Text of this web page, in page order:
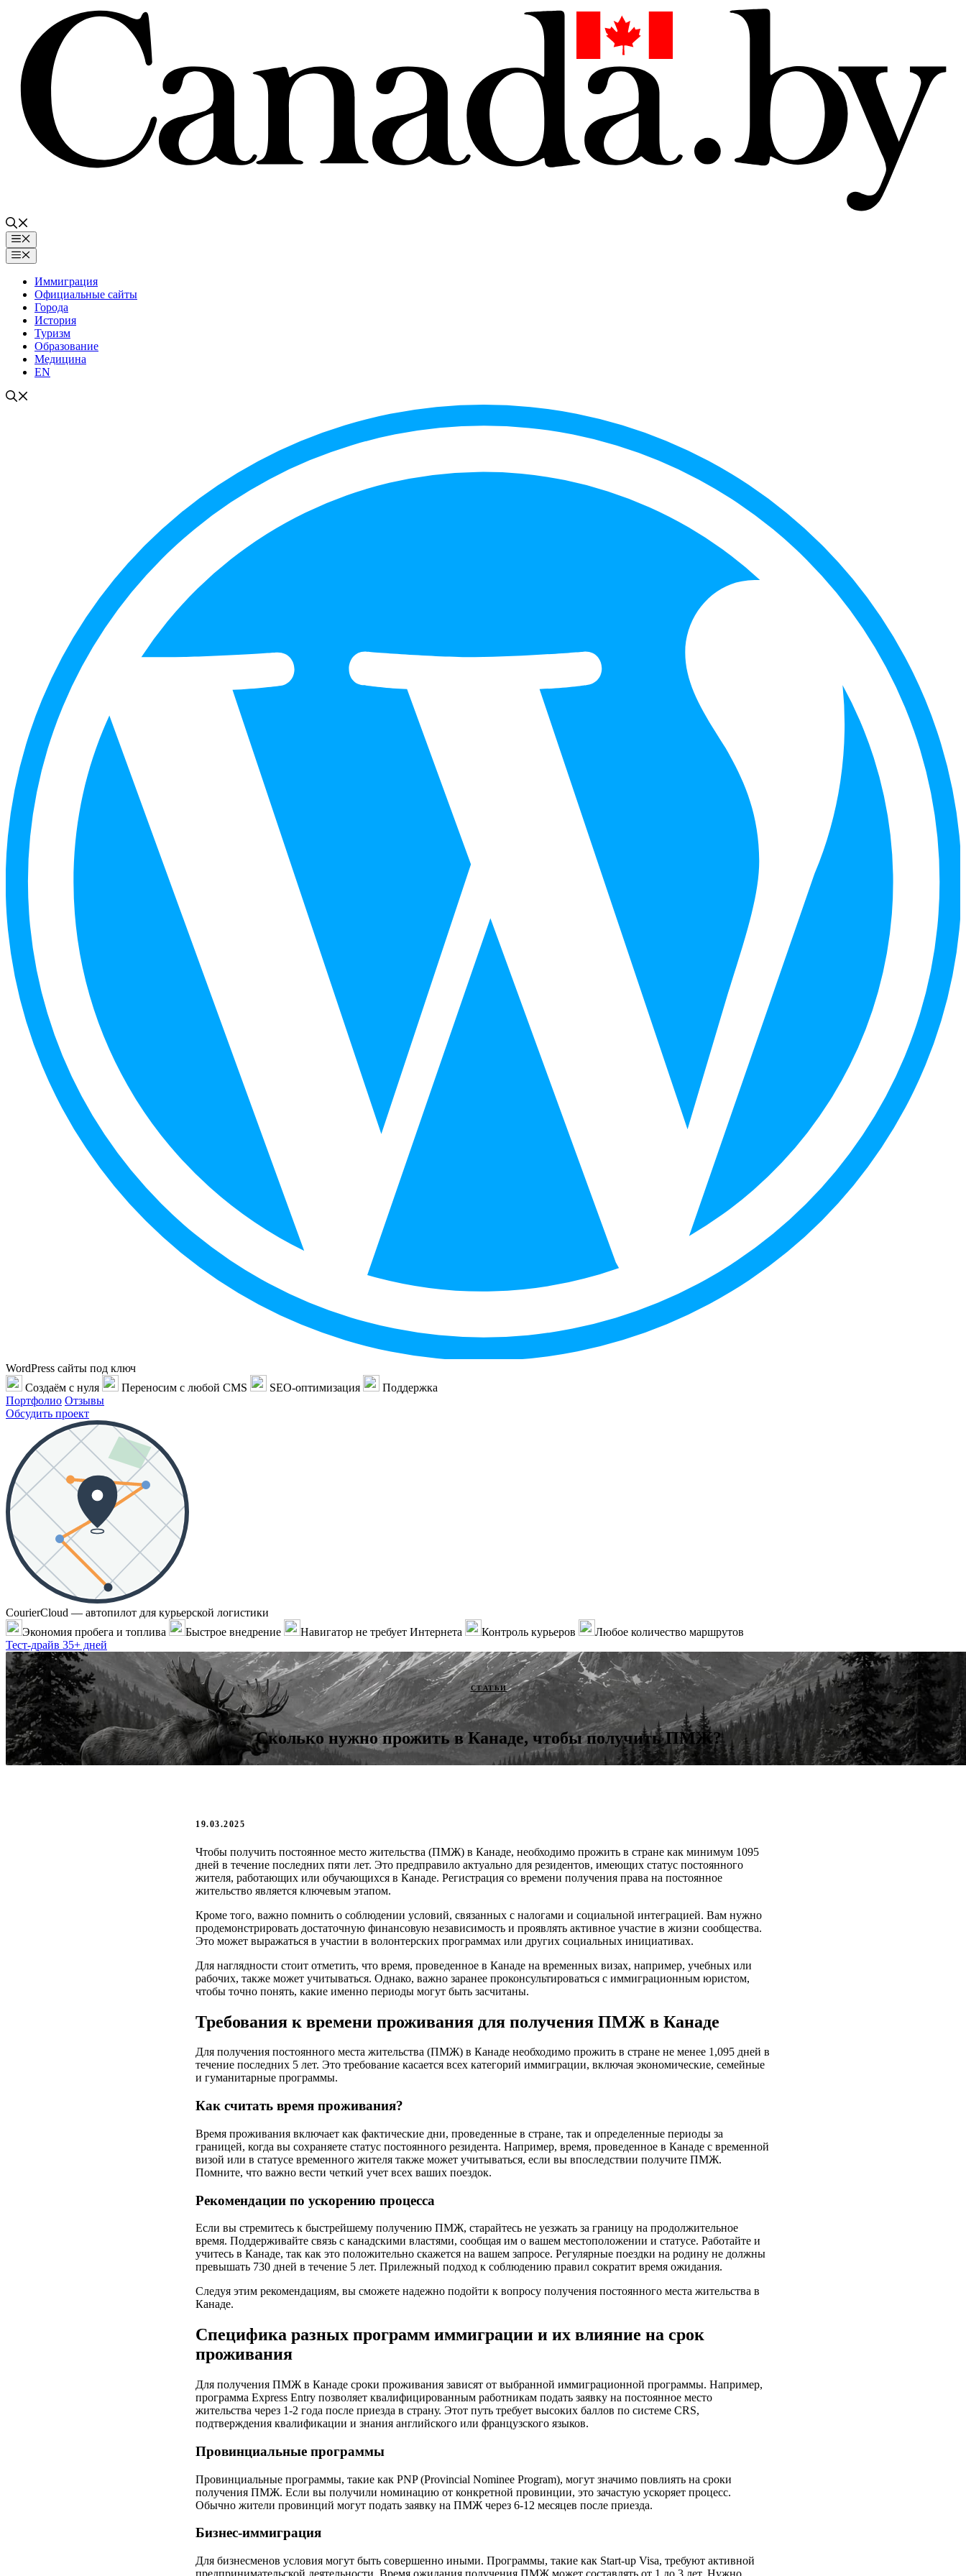
содержимому
Меню
Меню
Иммиграция
Официальные сайты
Города
История
Туризм
Образование
Медицина
EN
WordPress сайты под ключ
Создаём с нуля
Переносим с любой CMS SEO-оптимизация
Поддержка
Портфолио Отзывы
Обсудить проект
CourierCloud — автопилот для курьерской логистики
Экономия пробега и топлива
Быстрое внедрение Навигатор не требует Интернета Контроль курьеров
Любое количество маршрутов
Тест-драйв 35+ дней
СТАТЬИ
Сколько нужно прожить в Канаде, чтобы получить ПМЖ?
19.03.2025
Чтобы получить постоянное место жительства (ПМЖ) в Канаде, необходимо прожить в стране как минимум 1095
дней в течение последних пяти лет. Это предправило актуально для резидентов, имеющих статус постоянного
жителя, работающих или обучающихся в Канаде. Регистрация со времени получения права на постоянное
жительство является ключевым этапом.
Кроме того, важно помнить о соблюдении условий, связанных с налогами и социальной интеграцией. Вам нужно
продемонстрировать достаточную финансовую независимость и проявлять активное участие в жизни сообщества.
Это может выражаться в участии в волонтерских программах или других социальных инициативах.
Для наглядности стоит отметить, что время, проведенное в Канаде на временных визах, например, учебных или
рабочих, также может учитываться. Однако, важно заранее проконсультироваться с иммиграционным юристом,
чтобы точно понять, какие именно периоды могут быть засчитаны.
Требования к времени проживания для получения ПМЖ в Канаде
Для получения постоянного места жительства (ПМЖ) в Канаде необходимо прожить в стране не менее 1,095 дней в
течение последних 5 лет. Это требование касается всех категорий иммиграции, включая экономические, семейные
и гуманитарные программы.
Как считать время проживания?
Время проживания включает как фактические дни, проведенные в стране, так и определенные периоды за
границей, когда вы сохраняете статус постоянного резидента. Например, время, проведенное в Канаде с временной
визой или в статусе временного жителя также может учитываться, если вы впоследствии получите ПМЖ.
Помните, что важно вести четкий учет всех ваших поездок.
Рекомендации по ускорению процесса
Если вы стремитесь к быстрейшему получению ПМЖ, старайтесь не уезжать за границу на продолжительное
время. Поддерживайте связь с канадскими властями, сообщая им о вашем местоположении и статусе. Работайте и
учитесь в Канаде, так как это положительно скажется на вашем запросе. Регулярные поездки на родину не должны
превышать 730 дней в течение 5 лет. Прилежный подход к соблюдению правил сократит время ожидания.
Следуя этим рекомендациям, вы сможете надежно подойти к вопросу получения постоянного места жительства в
Канаде.
Специфика разных программ иммиграции и их влияние на срок
проживания
Для получения ПМЖ в Канаде сроки проживания зависят от выбранной иммиграционной программы. Например,
программа Express Entry позволяет квалифицированным работникам подать заявку на постоянное место
жительства через 1-2 года после приезда в страну. Этот путь требует высоких баллов по системе CRS,
подтверждения квалификации и знания английского или французского языков.
Провинциальные программы
Провинциальные программы, такие как PNP (Provincial Nominee Program), могут значимо повлиять на сроки
получения ПМЖ. Если вы получили номинацию от конкретной провинции, это зачастую ускоряет процесс.
Обычно жители провинций могут подать заявку на ПМЖ через 6-12 месяцев после приезда.
Бизнес-иммиграция
Для бизнесменов условия могут быть совершенно иными. Программы, такие как Start-up Visa, требуют активной
предпринимательской деятельности. Время ожидания получения ПМЖ может составлять от 1 до 3 лет. Нужно